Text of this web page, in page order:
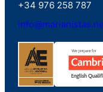
+34 976 258 787